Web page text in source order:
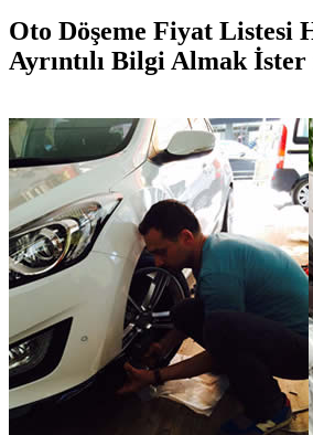
Oto Döşeme Fiyat Listesi
Ayrıntılı Bilgi Almak